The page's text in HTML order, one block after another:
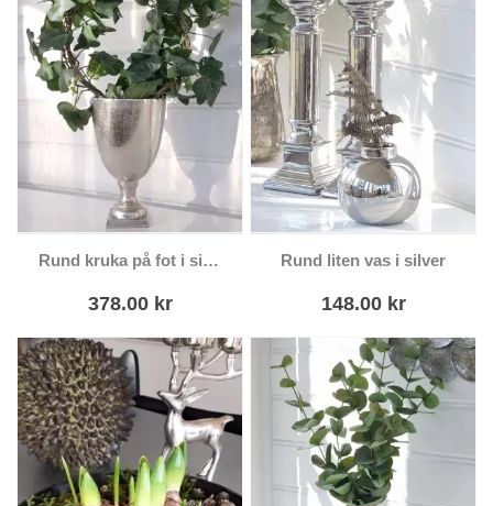
Rund kruka på fot i silver metall
378.00 kr
Rund liten vas i silver
148.00 kr